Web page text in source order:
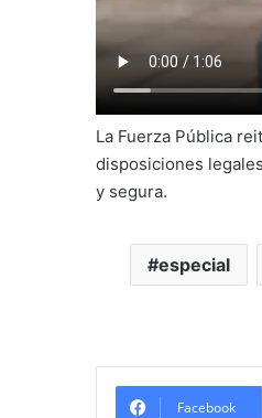
La Fuerza Pública
disposiciones
y segura.
especial
Facebook